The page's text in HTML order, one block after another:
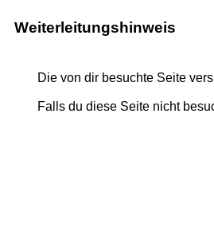
Weiterleitungshinweis
Die von dir besuchte Seite
Falls du diese Seite nicht